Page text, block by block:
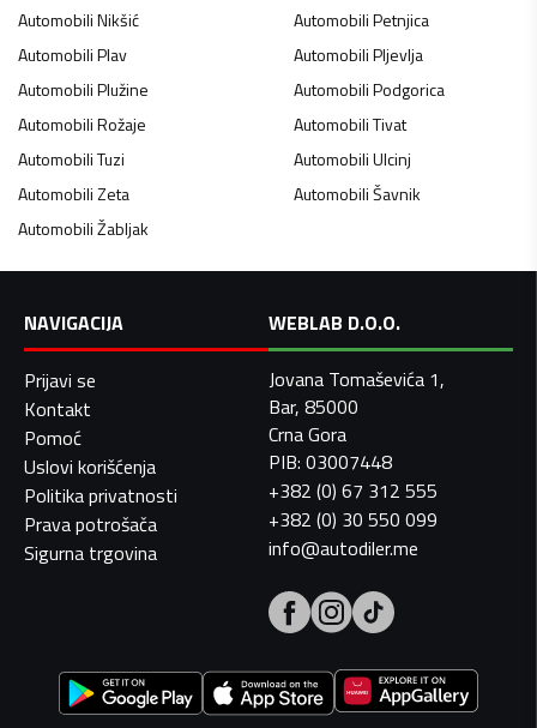
AutomobiliNikšić AutomobiliPetnjica
AutomobiliPlav AutomobiliPljevlja
AutomobiliPlužine AutomobiliPodgorica
AutomobiliRožaje AutomobiliTivat
AutomobiliTuzi AutomobiliUlcinj
AutomobiliZeta AutomobiliŠavnik
AutomobiliŽabljak
NAVIGACIJA
Prijavi se
Kontakt
Pomoć
Uslovi korišćenja
Politika privatnosti
Prava potrošača
Sigurna trgovina
WEBLAB D.O.O.
Jovana Tomaševića 1,
Bar, 85000
Crna Gora
PIB: 03007448
+382 (0) 67 312 555
+382 (0) 30 550 099
info@autodiler.me